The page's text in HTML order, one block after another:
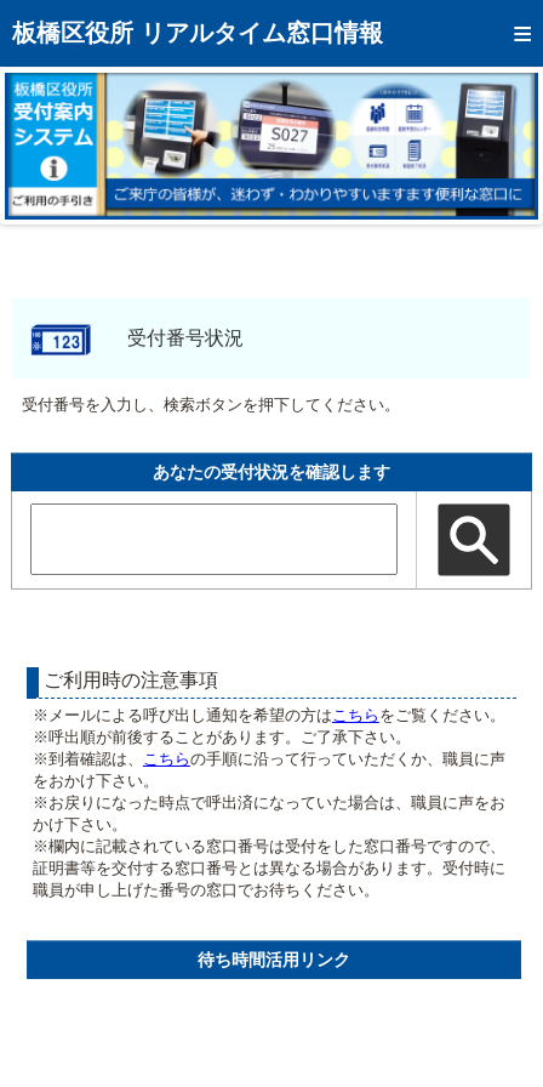
板橋区役所 リアルタイム窓口情報
トップページへ
混雑予想カレンダー
リアルタイム混雑状況
リアルタイム受付番号状況
メール通知登録
モバイルサイト受付番号状況
受付番号を入力し、検索ボタンを押下してください。
あなたの受付状況を確認します
ご利用時の注意事項
※メールによる呼び出し通知を希望の方は こちら をご覧ください。
※呼出順が前後することがあります。ご了承下さい。
※到着確認は、
こちらの手順に沿って行っていただくか、職員に声
をおかけ下さい。
※お戻りになった時点で呼出済になっていた場合は、職員に声をお
かけ下さい。
※欄内に記載されている窓口番号は受付をした窓口番号ですので、
証明書等を交付する窓口番号とは異なる場合があります。受付時に
職員が申し上げた番号の窓口でお待ちください。
待ち時間活用リンク